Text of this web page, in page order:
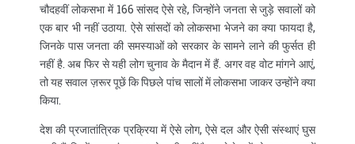
चौदहवीं लोकसभा में 166 सांसद ऐसे रहे, जिन्होंने जनता से जुड़े सवालों को
एक बार भी नहीं उठाया. ऐसे सांसदों को लोकसभा भेजने का क्या फायदा है,
जिनके पास जनता की समस्याओं को सरकार के सामने लाने की फुर्सत ही
नहीं है. अब फिर से यही लोग चुनाव के मैदान में हैं. अगर वह वोट मांगने आएं,
तो यह सवाल ज़रूर पूछें कि पिछले पांच सालों में लोकसभा जाकर उन्होंने क्या
किया.
देश की प्रजातांत्रिक प्रक्रिया में ऐसे लोग, ऐसे दल और ऐसी संस्थाएं घुस